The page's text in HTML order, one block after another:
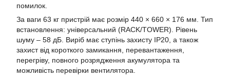
помилок.
За ваги 63 кг пристрій має розмір 440 × 660 × 176 мм. Тип
встановлення: універсальний (RACK/TOWER). Рівень
шуму – 58 дБ. Виріб має ступінь захисту IP20, а також
захист від короткого замикання, перевантаження,
перегріву, повного розрядження акумулятора та
можливість перевірки вентилятора.